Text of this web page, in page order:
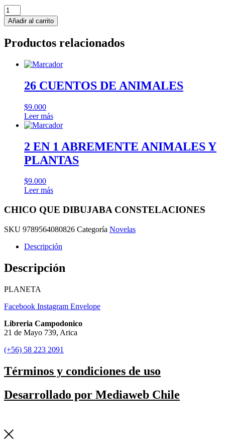
CHICO
QUE
DIBUJABA
cantidad
Añadir al carrito
Productos relacionados
26 CUENTOS DE ANIMALES
$9.000
Leer más
2 EN 1 ABREMENTE ANIMALES Y
PLANTAS
$9.000
Leer más
CHICO QUE DIBUJABA CONSTELACIONES
SKU 9789564080826 Categoría Novelas
Descripción
Descripción
PLANETA
Facebook Instagram Envelope
Libreria Campodonico
21 de Mayo 739, Arica
(+56) 58 223 2091
Términos y condiciones de uso
Desarrollado por Mediaweb Chile